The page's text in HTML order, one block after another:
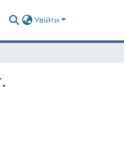
Увійти